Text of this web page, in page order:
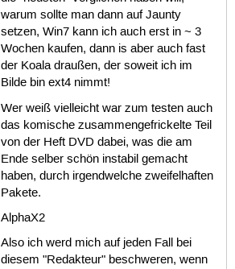
warum sollte man dann auf Jaunty
setzen, Win7 kann ich auch erst in ~ 3
Wochen kaufen, dann is aber auch fast
der Koala draußen, der soweit ich im
Bilde bin ext4 nimmt!
Wer weiß vielleicht war zum testen auch
das komische zusammengefrickelte Teil
von der Heft DVD dabei, was die am
Ende selber schön instabil gemacht
haben, durch irgendwelche zweifelhaften
Pakete.
AlphaX2
Also ich werd mich auf jeden Fall bei
diesem "Redakteur" beschweren, wenn